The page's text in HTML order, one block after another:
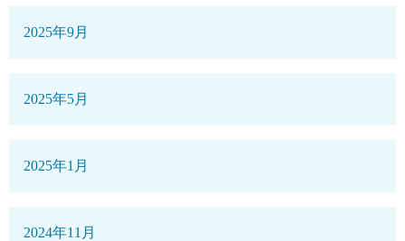
2025年9月
2025年5月
2025年1月
2024年11月